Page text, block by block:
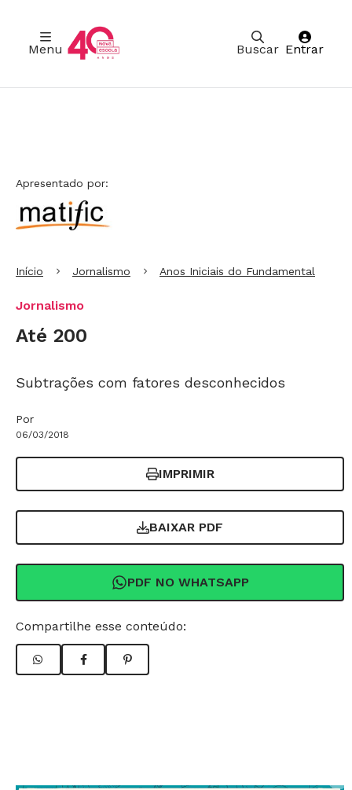
Buscar
Menu Entrar
Apresentado por:
Início Jornalismo Anos Iniciais do Fundamental
Jornalismo
Até 200
Subtrações com fatores desconhecidos
Por
06/03/2018
IMPRIMIR
BAIXAR PDF
PDF NO WHATSAPP
Compartilhe esse conteúdo: